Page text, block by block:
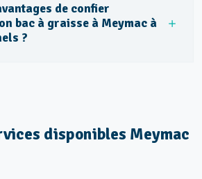
de confier
bac à graisse à Meymac à
?
disponibles Meymac